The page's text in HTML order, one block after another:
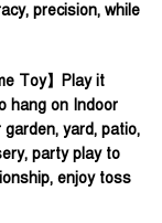
precision, while
Toy】Play it
hang on Indoor
garden, yard, patio,
party play to
enjoy toss